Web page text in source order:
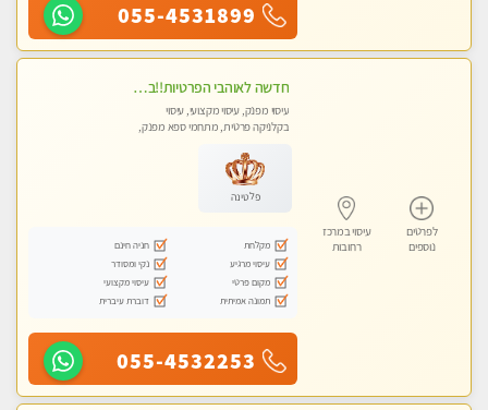
055-4531899
לפרטים
נוספים
עיסוי במרכז
רחובות
חדשה לאוהבי הפרטיות!!בראשון לציון! מעסה vip מפנקת בקליניקה פרטית לחלוטין!!! לבד! לרציניים בלבד! מומלץ!
עיסוי מפנק, עיסוי מקצועי, עיסוי
בקלניקה פרטית, מתחמי ספא מפנק,
פלטינה
מקלחת
חניה חינם
עיסוי מרגיע
נקי ומסודר
מקום פרטי
עיסוי מקצועי
תמונה אמיתית
דוברת עיברית
055-4532253